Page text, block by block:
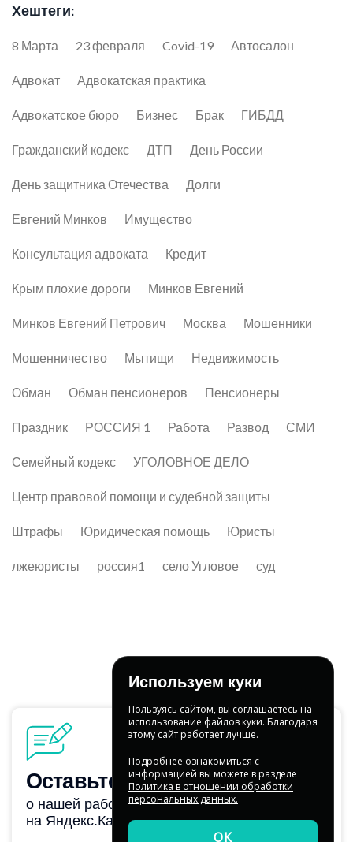
Хештеги:
8 Марта 23 февраля Covid-19 Автосалон
Адвокат Адвокатская практика
Адвокатское бюро Бизнес Брак ГИБДД
Гражданский кодекс ДТП День России
День защитника Отечества Долги
Евгений Минков Имущество
Консультация адвоката Кредит
Крым плохие дороги Минков Евгений
Минков Евгений Петрович Москва Мошенники
Мошенничество Мытищи Недвижимость
Обман Обман пенсионеров Пенсионеры
Праздник РОССИЯ 1 Работа Развод СМИ
Семейный кодекс УГОЛОВНОЕ ДЕЛО
Центр правовой помощи и судебной защиты
Штрафы Юридическая помощь Юристы
лжеюристы россия1 село Угловое суд
Используем куки
Пользуясь сайтом, вы соглашаетесь на
использование файлов куки. Благодаря
этому сайт работает лучше.
Подробнее ознакомиться с
информацией вы можете в разделе
Политика в отношении обработки
персональных данных.
ОК